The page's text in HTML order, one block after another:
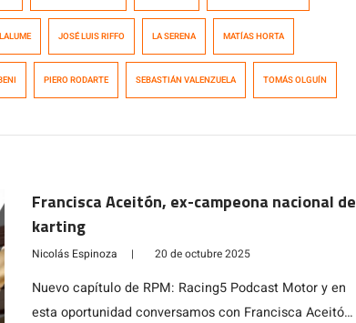
JOSÉ LUIS RIFFO LA SERENA MATÍAS HORTA
PIERO RODARTE SEBASTIÁN VALENZUELA TOMÁS OLGUÍN
Francisca Aceitón, ex-campeona nacional de
karting
Nicolás Espinoza | 20 de octubre 2025
Nuevo capítulo de RPM: Racing5 Podcast Motor y en
esta oportunidad conversamos con Francisca Aceitón,